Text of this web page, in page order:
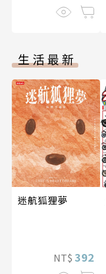
生活最新
迷航狐狸夢
NT$ 392